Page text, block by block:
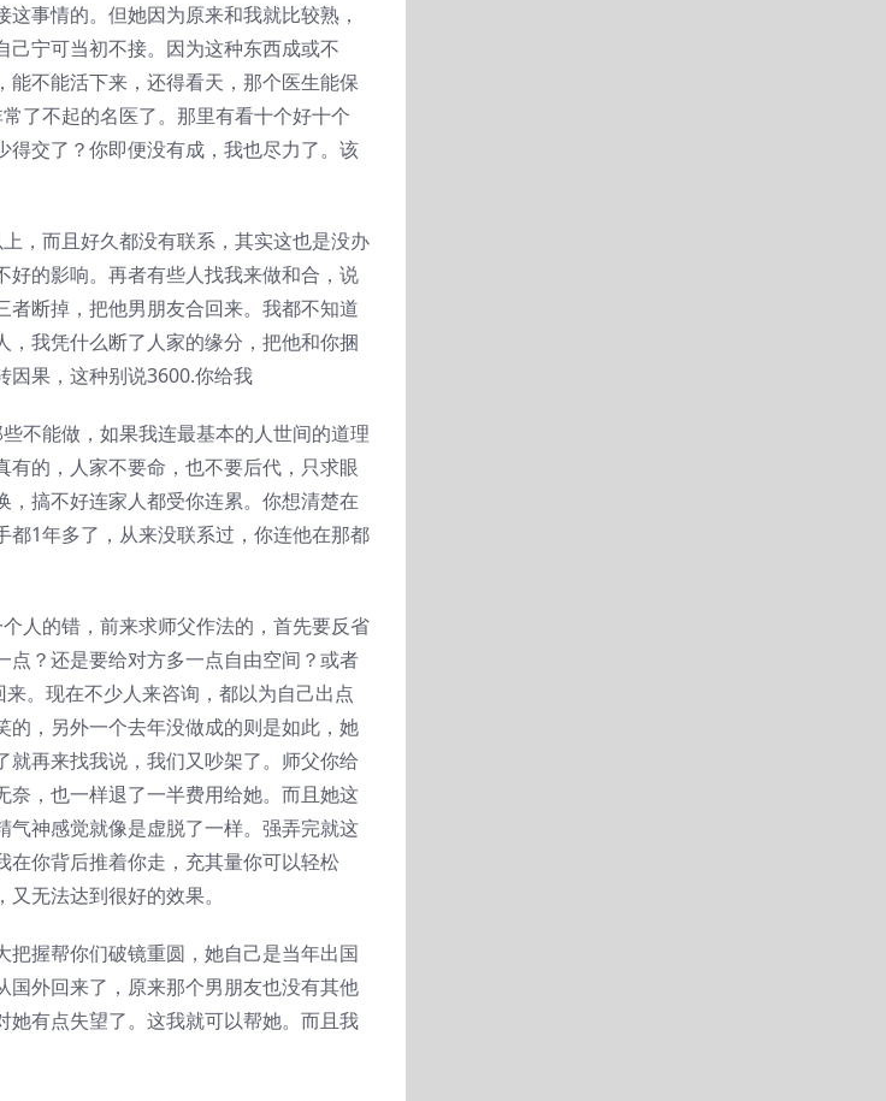
事情的。但她因为原来和我就比较熟，
宁可当初不接。因为这种东西成或不
不能活下来，还得看天，那个医生能保
了不起的名医了。那里有看十个好十个
交了？你即便没有成，我也尽力了。该
，而且好久都没有联系，其实这也是没办
的影响。再者有些人找我来做和合，说
断掉，把他男朋友合回来。我都不知道
我凭什么断了人家的缘分，把他和你捆
因果，这种别说3600.你给我
不能做，如果我连最基本的人世间的道理
的，人家不要命，也不要后代，只求眼
搞不好连家人都受你连累。你想清楚在
1年多了，从来没联系过，你连他在那都
人的错，前来求师父作法的，首先要反省
点？还是要给对方多一点自由空间？或者
。现在不少人来咨询，都以为自己出点
，另外一个去年没做成的则是如此，她
再来找我说，我们又吵架了。师父你给
，也一样退了一半费用给她。而且她这
神感觉就像是虚脱了一样。强弄完就这
你背后推着你走，充其量你可以轻松
无法达到很好的效果。
握帮你们破镜重圆，她自己是当年出国
外回来了，原来那个男朋友也没有其他
有点失望了。这我就可以帮她。而且我